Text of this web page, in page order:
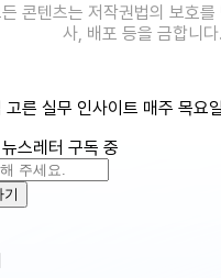
콘텐츠는 저작권법의 보호를
사, 배포 등을 금합니다.
고른 실무 인사이트 매주 목요
스레터 구독 중
기